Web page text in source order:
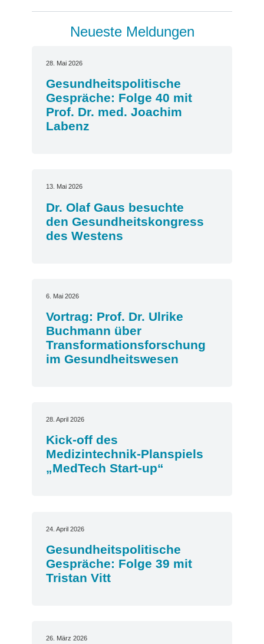
Neueste Meldungen
28. Mai 2026
Gesundheitspolitische
Gespräche: Folge 40 mit
Prof. Dr. med. Joachim
Labenz
13. Mai 2026
Dr. Olaf Gaus besuchte
den Gesundheitskongress
des Westens
6. Mai 2026
Vortrag: Prof. Dr. Ulrike
Buchmann über
Transformationsforschung
im Gesundheitswesen
28. April 2026
Kick-off des
Medizintechnik-Planspiels
„MedTech Start-up“
24. April 2026
Gesundheitspolitische
Gespräche: Folge 39 mit
Tristan Vitt
26. März 2026